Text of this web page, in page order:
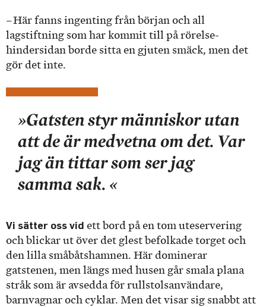
– Här fanns ingenting från början och all
lagstiftning som har kommit till på rörelse­
hindersidan borde sitta en gjuten smäck, men det
gör det inte.
»Gatsten styr människor utan
att de är medvetna om det. Var
jag än tittar som ser jag
samma sak. «
Vi sätter oss vid ett bord på en tom uteservering
och blickar ut över det glest befolkade torget och
den lilla småbåtshamnen. Här dominerar
gatstenen, men längs med husen går smala plana
stråk som är avsedda för rullstolsanvändare,
barnvagnar och cyklar. Men det visar sig snabbt att